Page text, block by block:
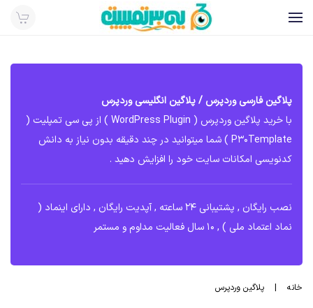
اصلی
پلاگین فارسی وردپرس / پلاگین انگلیسی وردپرس
با خرید پلاگین وردپرس ( WordPress Plugin ) از پی سی تمپلیت (
P30Template ) شما میتوانید در چند دقیقه بدون نیاز به دانش
کدنویسی امکانات سایت خود را افزایش دهید .
نصب رایگان , پشتیبانی 24 ساعته , آپدیت رایگان , دارای اینماد (
نماد اعتماد ملی ) , 10 سال فعالیت مداوم و مستمر
خانه پلاگین وردپرس